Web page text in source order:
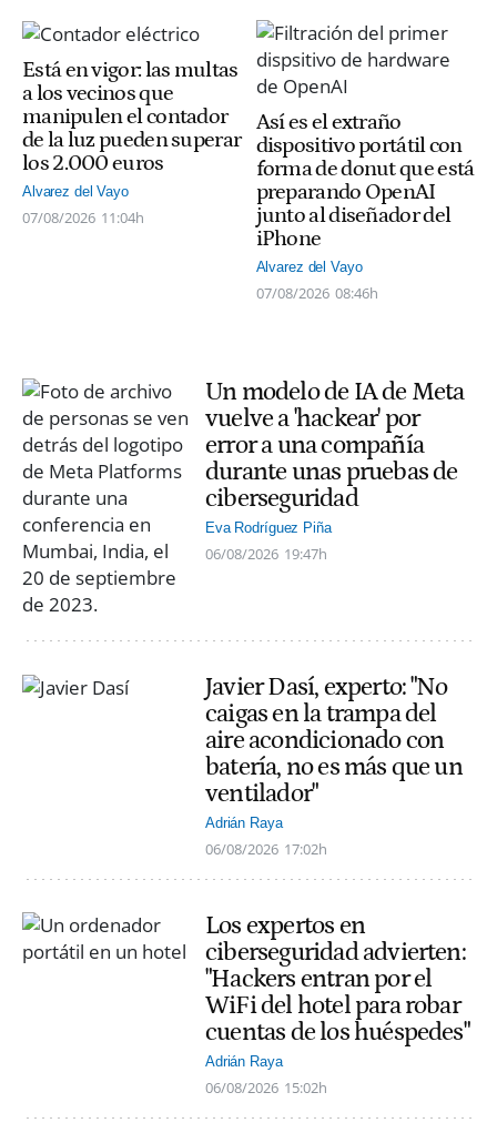
Está en vigor: las multas
a los vecinos que
manipulen el contador
de la luz pueden superar
los 2.000 euros
Alvarez del Vayo
07/08/2026 11:04h
Así es el extraño
dispositivo portátil con
forma de donut que está
preparando OpenAI
junto al diseñador del
iPhone
Alvarez del Vayo
07/08/2026 08:46h
Un modelo de IA de Meta
vuelve a 'hackear' por
error a una compañía
durante unas pruebas de
ciberseguridad
Eva Rodríguez Piña
06/08/2026 19:47h
Javier Dasí, experto: "No
caigas en la trampa del
aire acondicionado con
batería, no es más que un
ventilador"
Adrián Raya
06/08/2026 17:02h
Los expertos en
ciberseguridad advierten:
"Hackers entran por el
WiFi del hotel para robar
cuentas de los huéspedes"
Adrián Raya
06/08/2026 15:02h